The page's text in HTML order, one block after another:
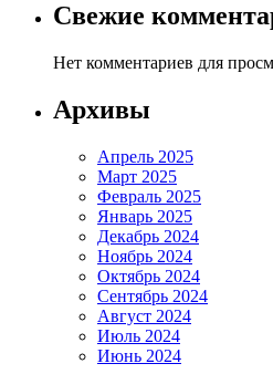
Свежие
Нет комментариев для
Архивы
Апрель 2025
Март 2025
Февраль 2025
Январь 2025
Декабрь 2024
Ноябрь 2024
Октябрь 2024
Сентябрь 2024
Август 2024
Июль 2024
Июнь 2024